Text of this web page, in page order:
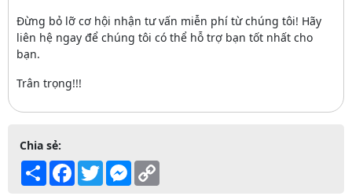
Đừng bỏ lỡ cơ hội nhận tư vấn miễn phí từ chúng tôi! Hãy
liên hệ ngay để chúng tôi có thể hỗ trợ bạn tốt nhất cho
bạn.
Trân trọng!!!
Chia sẻ:
Share Facebook
TwitterMessenger